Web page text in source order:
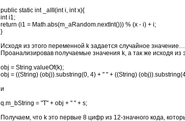
public static int _aIII(int i, int x){
int i1;
return (i1 = Math.abs(m_aRandom.nextInt())) % (x - i) + i;
}
Исходя из этого переменной k задается случайное значение…
Проанализировав получаемые значения k, а так же исходя из
obj = String.valueOf(k);
obj = ((String) (obj)).substring(0, 4) + " " + ((String)
и
q.m_bString = "T" + obj + " " + s;
Получаем, что k это первые 8 цифр из 12-значного кода,